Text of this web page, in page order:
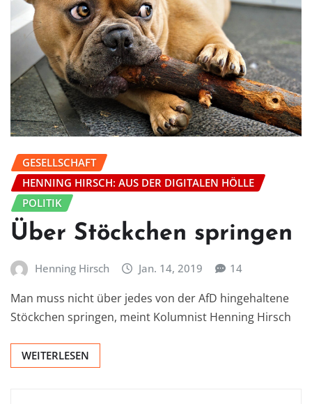
GESELLSCHAFT
HENNING HIRSCH: AUS DER DIGITALEN HÖLLE
POLITIK
Über Stöckchen springen
Henning Hirsch Jan. 14, 2019 14
Man muss nicht über jedes von der AfD hingehaltene
Stöckchen springen, meint Kolumnist Henning Hirsch
WEITERLESEN